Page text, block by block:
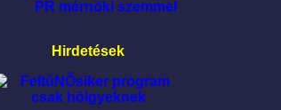
PR mérnöki szemmel
Hirdetések